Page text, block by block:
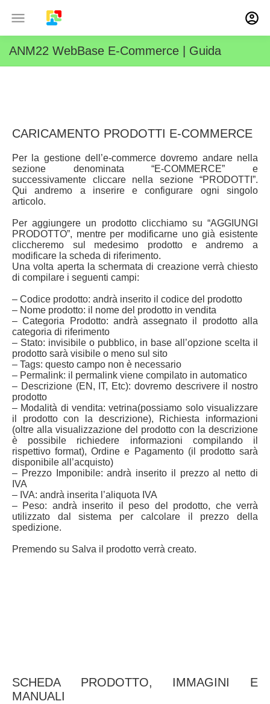
ANM22 WebBase E-Commerce | Guida
CARICAMENTO PRODOTTI E-COMMERCE
Per la gestione dell’e-commerce dovremo andare nella
sezione denominata “E-COMMERCE” e
successivamente cliccare nella sezione “PRODOTTI”.
Qui andremo a inserire e configurare ogni singolo
articolo.
Per aggiungere un prodotto clicchiamo su “AGGIUNGI
PRODOTTO”, mentre per modificarne uno già esistente
cliccheremo sul medesimo prodotto e andremo a
modificare la scheda di riferimento.
Una volta aperta la schermata di creazione verrà chiesto
di compilare i seguenti campi:
– Codice prodotto: andrà inserito il codice del prodotto
– Nome prodotto: il nome del prodotto in vendita
– Categoria Prodotto: andrà assegnato il prodotto alla
categoria di riferimento
– Stato: invisibile o pubblico, in base all’opzione scelta il
prodotto sarà visibile o meno sul sito
– Tags: questo campo non è necessario
– Permalink: il permalink viene compilato in automatico
– Descrizione (EN, IT, Etc): dovremo descrivere il nostro
prodotto
– Modalità di vendita: vetrina(possiamo solo visualizzare
il prodotto con la descrizione), Richiesta informazioni
(oltre alla visualizzazione del prodotto con la descrizione
è possibile richiedere informazioni compilando il
rispettivo format), Ordine e Pagamento (il prodotto sarà
disponibile all’acquisto)
– Prezzo Imponibile: andrà inserito il prezzo al netto di
IVA
– IVA: andrà inserita l’aliquota IVA
– Peso: andrà inserito il peso del prodotto, che verrà
utilizzato dal sistema per calcolare il prezzo della
spedizione.
Premendo su Salva il prodotto verrà creato.
SCHEDA PRODOTTO, IMMAGINI E
MANUALI